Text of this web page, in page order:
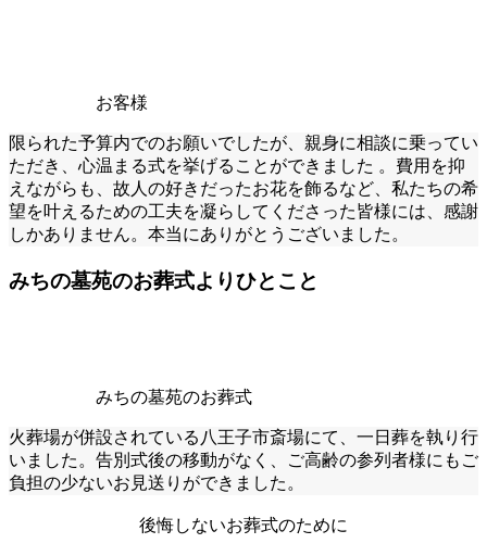
お客様
限られた予算内でのお願いでしたが、親身に相談に乗ってい
ただき、心温まる式を挙げることができました 。費用を抑
えながらも、故人の好きだったお花を飾るなど、私たちの希
望を叶えるための工夫を凝らしてくださった皆様には、感謝
しかありません。本当にありがとうございました。
みちの墓苑のお葬式よりひとこと
みちの墓苑のお葬式
火葬場が併設されている八王子市斎場にて、一日葬を執り行
いました。告別式後の移動がなく、ご高齢の参列者様にもご
負担の少ないお見送りができました。
後悔しないお葬式のために